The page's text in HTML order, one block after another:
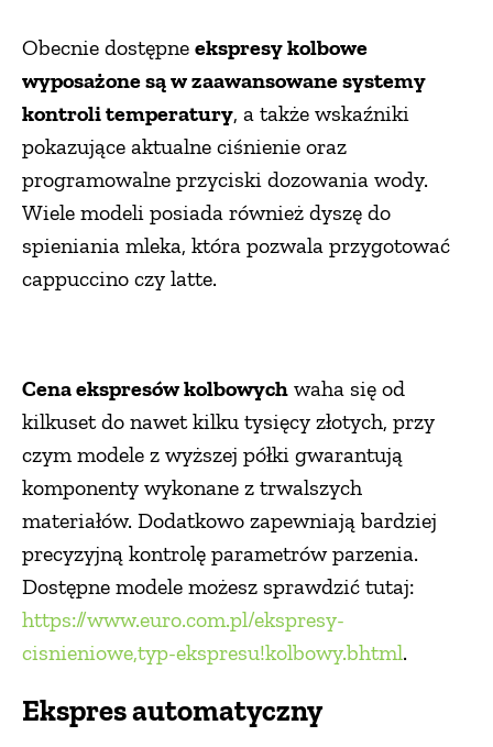
Obecnie dostępne ekspresy kolbowe
wyposażone są w zaawansowane systemy
kontroli temperatury, a także wskaźniki
pokazujące aktualne ciśnienie oraz
programowalne przyciski dozowania wody.
Wiele modeli posiada również dyszę do
spieniania mleka, która pozwala przygotować
cappuccino czy latte.
Cena ekspresów kolbowych waha się od
kilkuset do nawet kilku tysięcy złotych, przy
czym modele z wyższej półki gwarantują
komponenty wykonane z trwalszych
materiałów. Dodatkowo zapewniają bardziej
precyzyjną kontrolę parametrów parzenia.
Dostępne modele możesz sprawdzić tutaj:
https://www.euro.com.pl/ekspresy-
cisnieniowe,typ-ekspresu!kolbowy.bhtml.
Ekspres automatyczny